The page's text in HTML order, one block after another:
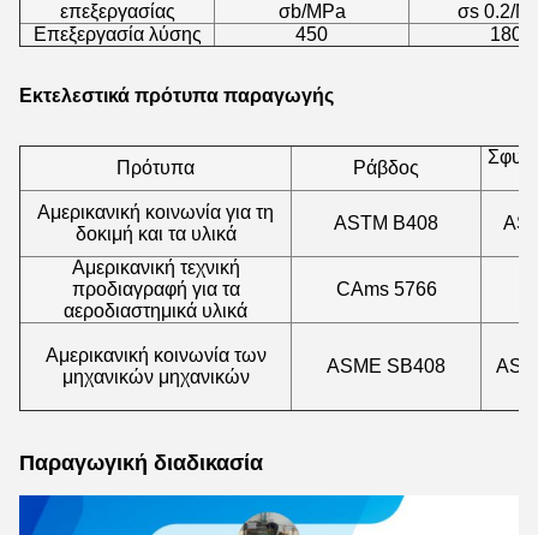
επεξεργασίας σb/MPa
σs 0.2/
Επεξεργασία λύσης
450 180
Εκτελεστικά πρότυπα παραγωγής
Πρότυπα Ράβδος
Αμερικανική κοινωνία για τη
δοκιμή και τα υλικά
ASTM B408
Αμερικανική τεχνική
προδιαγραφή για τα
αεροδιαστημικά υλικά
CAms 5766
Αμερικανική κοινωνία των
μηχανικών μηχανικών
ASME SB408
Παραγωγική διαδικασία